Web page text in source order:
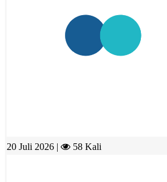
20 Juli 2026 | 58 Kali